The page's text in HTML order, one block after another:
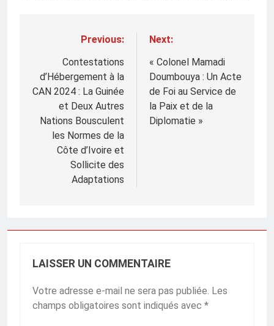
Navigation
l’article
Previous:
Contestations
d’Hébergement à la
CAN 2024 : La Guinée
et Deux Autres
Nations Bousculent
les Normes de la
Côte d’Ivoire et
Sollicite des
Adaptations
Next:
« Colonel Mamadi
Doumbouya : Un Acte
de Foi au Service de
la Paix et de la
Diplomatie »
LAISSER UN COMMENTAIRE
Votre adresse e-mail ne sera pas publiée. Les
champs obligatoires sont indiqués avec *